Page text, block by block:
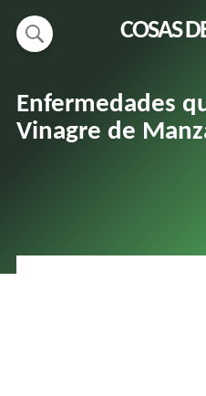
COSAS
Enfermedades
Vinagre de